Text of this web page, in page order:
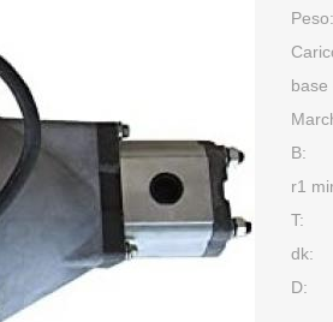
Peso:
base
B:
r1
T:
dk:
D: